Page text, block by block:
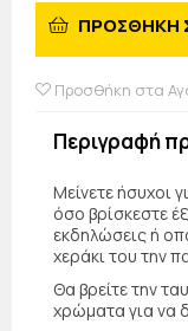
ΠΡΟΣΘΗΚΗ
Προσθήκη στα
Περιγραφή
Μείνετε ήσυχοι
όσο βρίσκεστε
εκδηλώσεις ή
χεράκι του την
Θα βρείτε την
χρώματα για να